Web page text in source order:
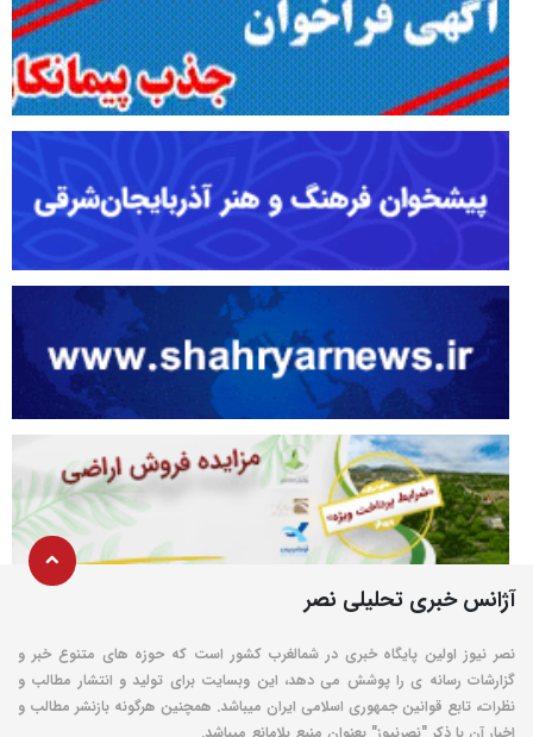
آژانس خبری تحلیلی نصر
نصر نیوز اولین پایگاه خبری در شمالغرب کشور است که حوزه های متنوع خبر و
گزارشات رسانه ی را پوشش می دهد، این وبسایت برای تولید و انتشار مطالب و
نظرات، تابع قوانین جمهوری اسلامی ایران میباشد. همچنین هرگونه بازنشر مطالب و